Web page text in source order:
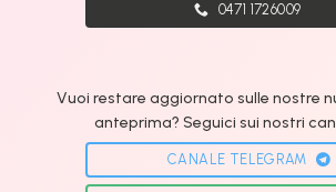
0471 1726009
Vuoi restare aggiornato sulle nostre
anteprima? Seguici sui nostri
CANALE TELEGRAM